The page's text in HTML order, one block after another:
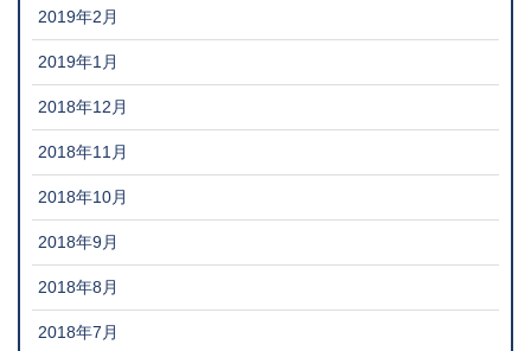
2019年2月
2019年1月
2018年12月
2018年11月
2018年10月
2018年9月
2018年8月
2018年7月